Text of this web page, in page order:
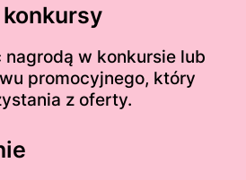
w konkursie lub
promocyjnego, który
z oferty.